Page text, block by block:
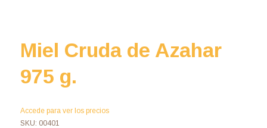
Miel Cruda de Azahar
975 g.
Accede para ver los precios
SKU: 00401